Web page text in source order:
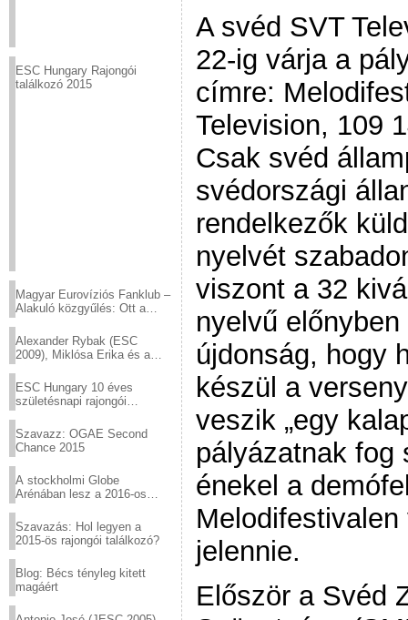
ESC Hungary Rajongói
találkozó 2015
Magyar Eurovíziós Fanklub –
Alakuló közgyűlés: Ott a
Alexander Rybak (ESC
2009), Miklósa Erika és a
sztárjai a Margitszigeten
ESC Hungary 10 éves
születésnapi rajongói
Szavazz: OGAE Second
Chance 2015
A stockholmi Globe
Arénában lesz a 2016-os
Szavazás: Hol legyen a
2015-ös rajongói találkozó?
Blog: Bécs tényleg kitett
magáért
A svéd SVT
22-ig várja a
címre:
Television, 109
Csak svéd
svédországi
rendelkezők
nyelvét
viszont a 32
nyelvű
újdonság, hogy
készül a
veszik „egy
pályázatnak fog
énekel a
jelennie.
Először a Svéd